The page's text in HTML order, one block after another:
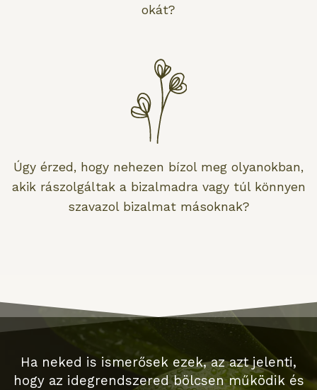
okát?
Úgy érzed, hogy nehezen bízol meg olyanokban,
akik rászolgáltak a bizalmadra vagy túl könnyen
szavazol bizalmat másoknak?
Ha neked is ismerősek ezek, az azt jelenti,
hogy az idegrendszered bölcsen működik és